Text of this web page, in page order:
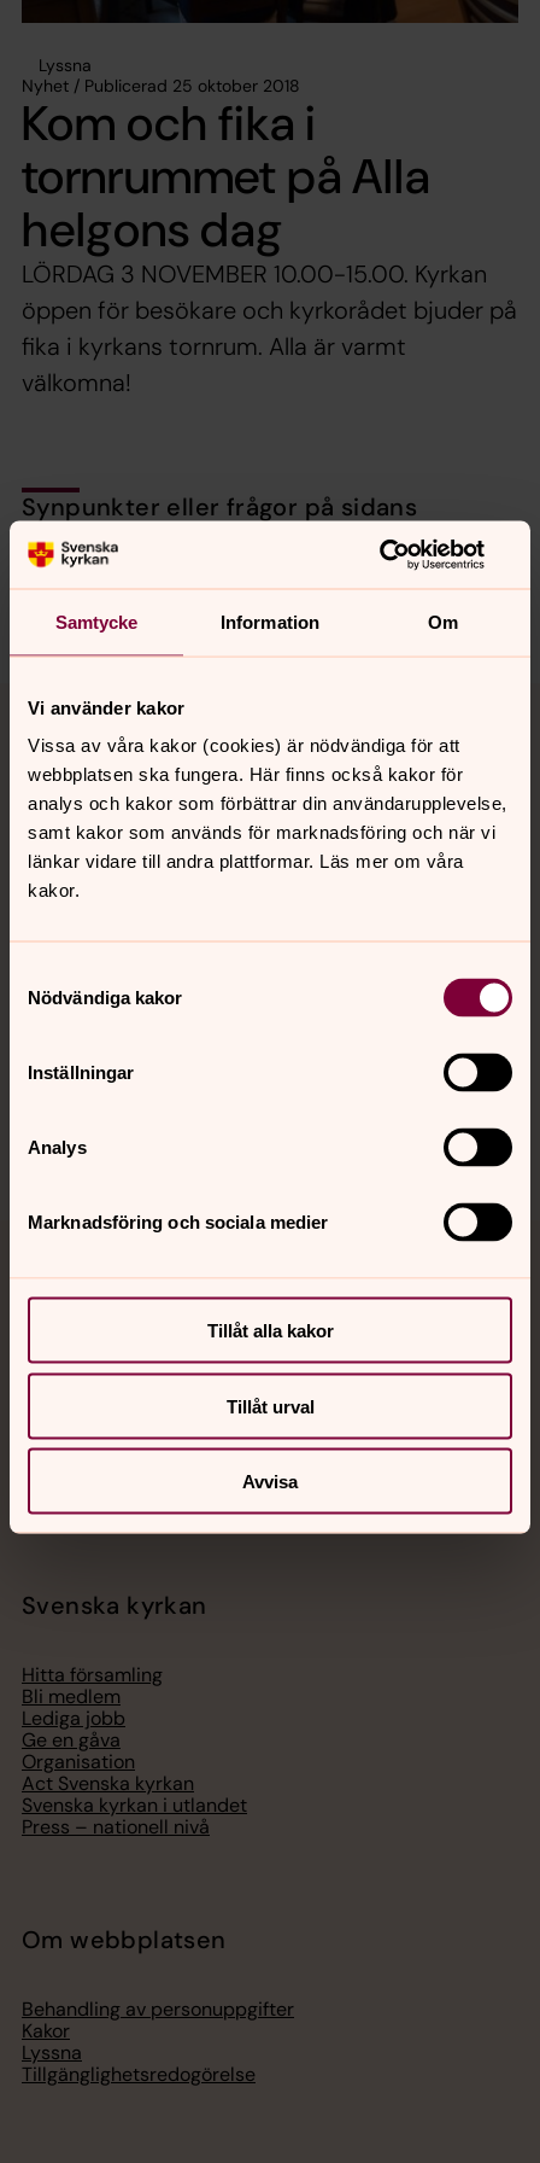
Samtycke Information Om
Vi använder kakor
Vissa av våra kakor (cookies) är nödvändiga för att
webbplatsen ska fungera. Här finns också kakor för
analys och kakor som förbättrar din användarupplevelse,
samt kakor som används för marknadsföring och när vi
länkar vidare till andra plattformar. Läs mer om våra
kakor.
Nödvändiga kakor
Inställningar
Analys
Marknadsföring och sociala medier
Tillåt alla kakor
Tillåt urval
Avvisa
Lyssna
Nyhet / Publicerad 25 oktober 2018
Kom och fika i
tornrummet på Alla
helgons dag
LÖRDAG 3 NOVEMBER 10.00-15.00. Kyrkan
öppen för besökare och kyrkorådet bjuder på
fika i kyrkans tornrum. Alla är varmt
välkomna!
Synpunkter eller frågor på sidans
innehåll?
nora.tarnsjo.forsamling@svenskakyrkan.se
Dela
Kontakt
Kalender
Hitta snabbt
Sociala kanaler
Jourhavande präst
Akut samtals- och krisstöd. Prata eller chatta anonymt
med en präst på kvällar och nätter.
Digitalt brev
Svenska kyrkan
Hitta församling
Bli medlem
Lediga jobb
Ge en gåva
Organisation
Act Svenska kyrkan
Svenska kyrkan i utlandet
Press – nationell nivå
Om webbplatsen
Behandling av personuppgifter
Kakor
Lyssna
Tillgänglighetsredogörelse